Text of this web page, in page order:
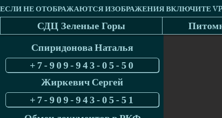
СДЦ Зеленые Горы
Спиридонова Наталья
+7-909-943-05-50
Жиркевич Сергей
+7-909-943-05-51